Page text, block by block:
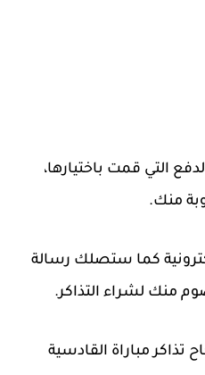
التي قمت باختيارها،
منك.
كما ستصلك رسالة
منك لشراء التذاكر.
تذاكر مباراة القادسية